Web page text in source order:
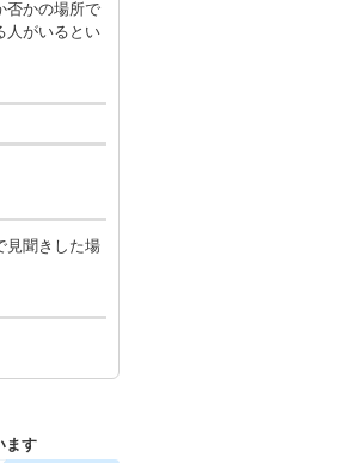
否かの場所で
人がいるとい
見聞きした場
ます